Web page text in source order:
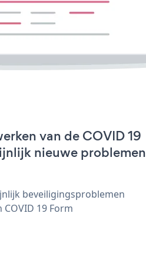
van de COVID 19
nieuwe problemen
beveiligingsproblemen
19 Form